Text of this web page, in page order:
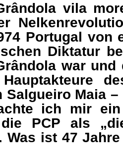
vila
Portugal von
Diktatur
war und
Salgueiro Maia
ich mir
PCP als
Was ist 47